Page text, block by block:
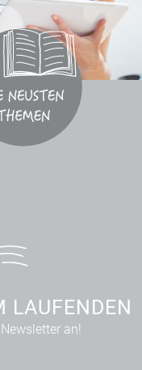
LAUFENDEN
an!